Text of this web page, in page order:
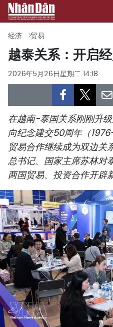
首页
政治
经济
社会
环保
文化
体育
国际
旅游
友谊桥梁
史海
经济 贸易
越泰关系：开启
2026年5月26日星期二 14:18
在越南-泰国关系刚刚升
向纪念建交50周年（
贸易合作继续成为双边关
总书记、国家主席苏林对
两国贸易、投资合作开辟